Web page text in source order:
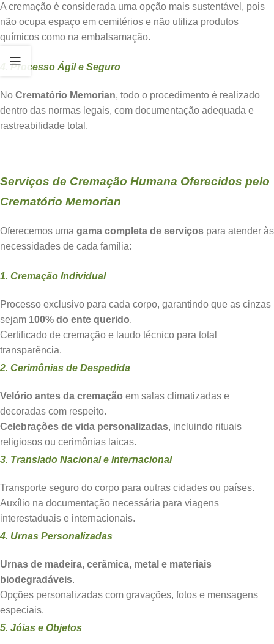
A cremação é considerada uma opção mais sustentável, pois
não ocupa espaço em cemitérios e não utiliza produtos
químicos como na embalsamação.
4. Processo Ágil e Seguro
No Crematório Memorian, todo o procedimento é realizado
dentro das normas legais, com documentação adequada e
rastreabilidade total.
Serviços de Cremação Humana Oferecidos pelo
Crematório Memorian
Oferecemos uma gama completa de serviços para atender às
necessidades de cada família:
1. Cremação Individual
Processo exclusivo para cada corpo, garantindo que as cinzas
sejam 100% do ente querido.
Certificado de cremação e laudo técnico para total
transparência.
2. Cerimônias de Despedida
Velório antes da cremação em salas climatizadas e
decoradas com respeito.
Celebrações de vida personalizadas, incluindo rituais
religiosos ou cerimônias laicas.
3. Translado Nacional e Internacional
Transporte seguro do corpo para outras cidades ou países.
Auxílio na documentação necessária para viagens
interestaduais e internacionais.
4. Urnas Personalizadas
Urnas de madeira, cerâmica, metal e materiais
biodegradáveis.
Opções personalizadas com gravações, fotos e mensagens
especiais.
5. Jóias e Objetos